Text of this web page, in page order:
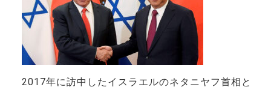
2017年に訪中したイスラエルのネタニヤフ首相と